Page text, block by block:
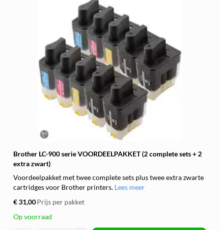
Brother LC-900 serie VOORDEELPAKKET (2 complete sets + 2
extra zwart)
Voordeelpakket met twee complete sets plus twee extra zwarte
cartridges voor Brother printers. Lees meer
€ 31,00Prijs per pakket
Op voorraad